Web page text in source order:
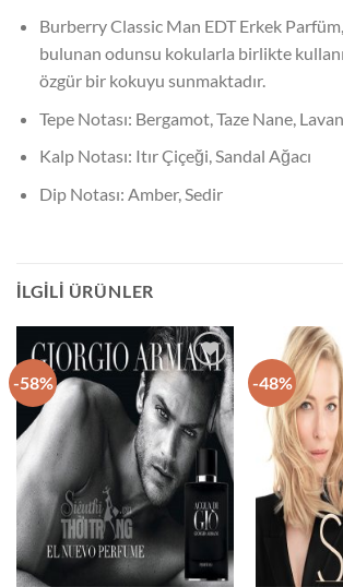
Burberry Classic Man EDT Erkek
bulunan odunsu kokularla birlikte
özgür bir kokuyu sunmaktadır.
Tepe Notası: Bergamot, Taze Nane,
Kalp Notası: Itır Çiçeği, Sandal Ağacı
Dip Notası: Amber, Sedir
İLGILI ÜRÜNLER
-58%
İstek
Listeme
Ekle
-48%